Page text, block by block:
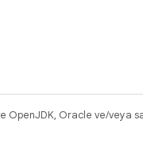
Oracle ve/veya